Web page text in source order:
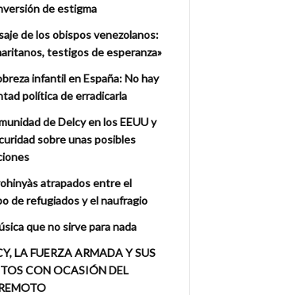
de estigma
de los obispos venezolanos:
testigos de esperanza»
infantil en España: No hay
política de erradicarla
de Delcy en los EEUU y
sobre unas posibles
atrapados entre el
de refugiados y el naufragio
que no sirve para nada
LA FUERZA ARMADA Y SUS
CON OCASIÓN DEL